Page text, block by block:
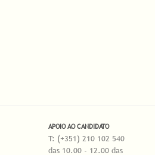
APOIO AO CANDIDATO
T: (+351) 210 102 540
das 10.00 - 12.00 das